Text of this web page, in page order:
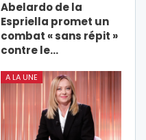
Abelardo de la
Espriella promet un
combat « sans répit »
contre le…
A LA UNE